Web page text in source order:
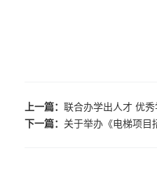
上一篇： 联合办学出人才 优
下一篇： 关于举办《电梯项目